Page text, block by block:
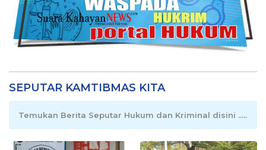
SEPUTAR KAMTIBMAS KITA
Temukan Berita Seputar Hukum dan Kriminal disini .....